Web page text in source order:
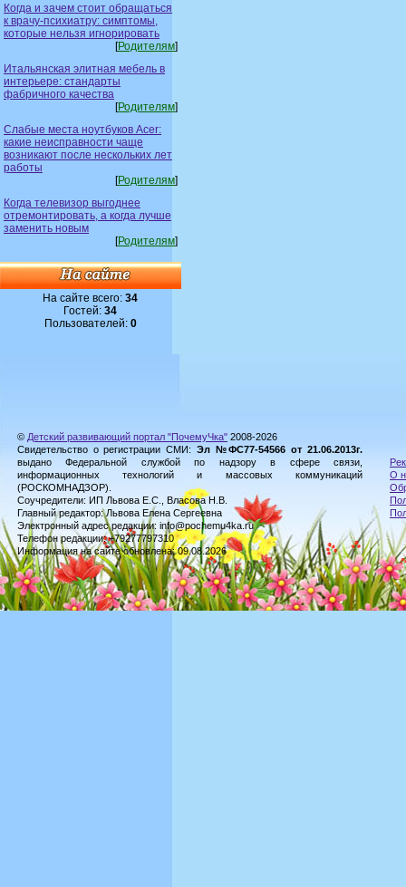
Когда и зачем стоит обращаться
к врачу-психиатру: симптомы,
которые нельзя игнорировать
[Родителям]
Итальянская элитная мебель в
интерьере: стандарты
фабричного качества
[Родителям]
Слабые места ноутбуков Acer:
какие неисправности чаще
возникают после нескольких лет
работы
[Родителям]
Когда телевизор выгоднее
отремонтировать, а когда лучше
заменить новым
[Родителям]
На сайте всего:34
Гостей:34
Пользователей: 0
© Детский развивающий портал "ПочемуЧка" 2008-2026
Свидетельство о регистрации СМИ: Эл №ФС77-54566 от 21.06.2013г.
выдано Федеральной службой по надзору в сфере связи,
информационных технологий и массовых коммуникаций
(РОСКОМНАДЗОР).
Соучредители: ИП Львова Е.С., Власова Н.В.
Главный редактор: Львова Елена Сергеевна
Электронный адрес редакции: info@pochemu4ka.ru
Телефон редакции: +79277797310
Информация на сайте обновлена: 09.08.2026
О